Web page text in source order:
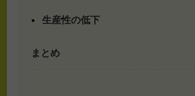
生産性の低下
まとめ